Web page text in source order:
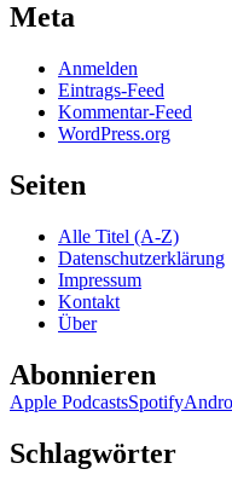
Meta
Anmelden
Eintrags-Feed
Kommentar-Feed
WordPress.org
Seiten
Alle Titel (A-Z)
Datenschutzerklärung
Impressum
Kontakt
Über
Abonnieren
Apple PodcastsSpotify
Schlagwörter